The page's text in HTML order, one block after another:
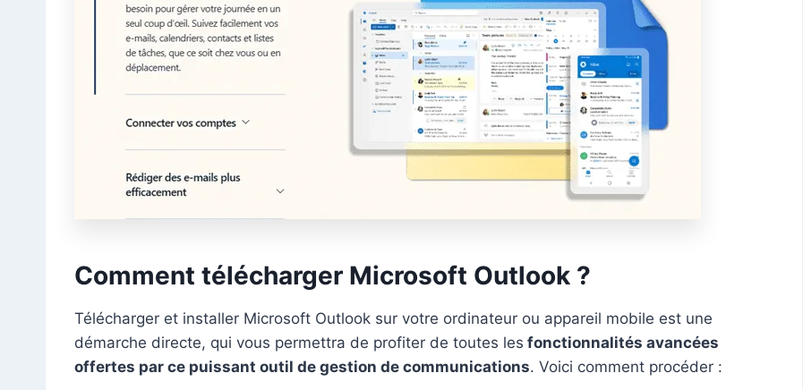
Comment télécharger Microsoft Outlook ?
Télécharger et installer Microsoft Outlook sur votre ordinateur ou appareil mobile est une
démarche directe, qui vous permettra de profiter de toutes les fonctionnalités avancées
offertes par ce puissant outil de gestion de communications. Voici comment procéder :